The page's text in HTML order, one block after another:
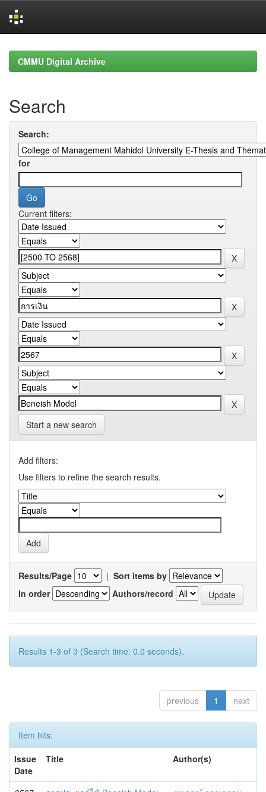
navigationCMMU Digital Archive
Search
Search:
for
Current filters:
Start a new search
Add filters:
Use filters to refine the search results.
Results/Page | Sort items by
In order
Authors/record
Results 1-3 of 3 (Search time: 0.0 seconds).
previous 1 next
Item hits:
Issue
Date
Title Author(s)